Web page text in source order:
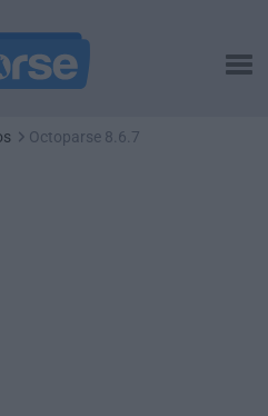
Octoparse 8.6.7